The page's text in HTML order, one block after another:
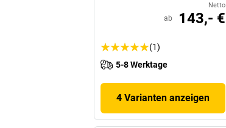
Netto
ab 143,- €
(1)
5-8 Werktage
4 Varianten anzeigen